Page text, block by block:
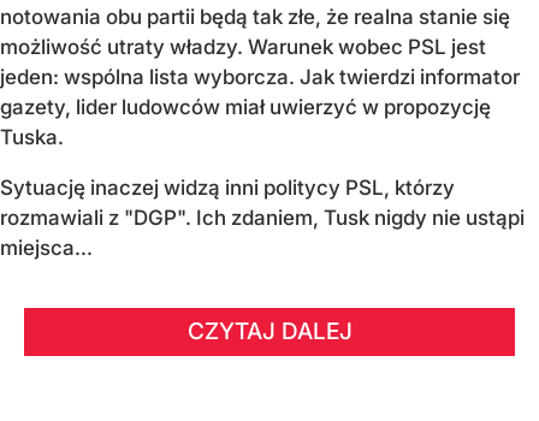
notowania obu partii będą tak złe, że realna stanie się
możliwość utraty władzy. Warunek wobec PSL jest
jeden: wspólna lista wyborcza. Jak twierdzi informator
gazety, lider ludowców miał uwierzyć w propozycję
Tuska.
Sytuację inaczej widzą inni politycy PSL, którzy
rozmawiali z "DGP". Ich zdaniem, Tusk nigdy nie ustąpi
miejsca...
CZYTAJ DALEJ